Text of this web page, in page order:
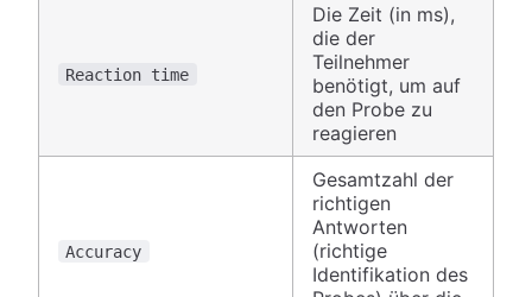
Reaction time
Die Zeit (in ms),
die der
Teilnehmer
benötigt, um auf
den Probe zu
reagieren
Accuracy
Gesamtzahl der
richtigen
Antworten
(richtige
Identifikation des